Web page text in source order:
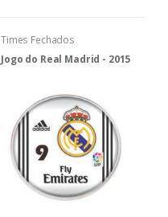
Times Fechados
Jogo do Real Madrid - 2015